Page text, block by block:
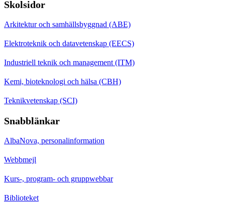
Skolsidor
Arkitektur och samhällsbyggnad (ABE)
Elektroteknik och datavetenskap (EECS)
Industriell teknik och management (ITM)
Kemi, bioteknologi och hälsa (CBH)
Teknikvetenskap (SCI)
Snabblänkar
AlbaNova, personalinformation
Webbmejl
Kurs-, program- och gruppwebbar
Biblioteket